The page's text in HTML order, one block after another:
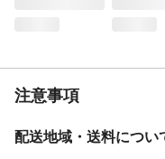
注意事項
配送地域・送料につい